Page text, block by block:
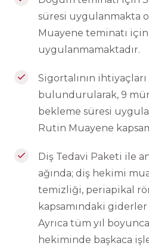
süresi uygulanmakta
Muayene teminatı
uygulanmamaktadır.
Sigortalının
bulundurularak, 9
bekleme süresi
Rutin Muayene
Diş Tedavi Paketi ile
ağında; diş hekimi
temizliği, periapikal
kapsamındaki giderler
Ayrıca tüm yıl
hekiminde başkaca